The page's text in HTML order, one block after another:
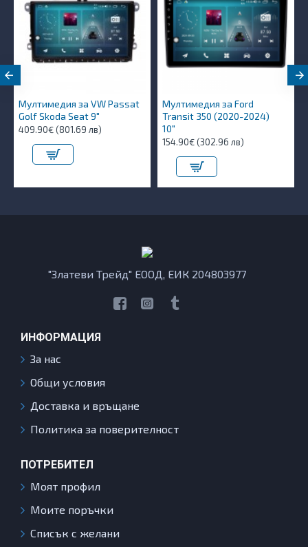
Мултимедия за VW Passat
Golf Skoda Seat 9"
409.90€ (801.69 лв)
Мултимедия за Ford
Transit 350 (2020-2024)
10″
154.90€ (302.96 лв)
"Златеви Трейд" ЕООД, ЕИК 204803977
ИНФОРМАЦИЯ
За нас
Общи условия
Доставка и връщане
Политика за поверителност
ПОТРЕБИТЕЛ
Моят профил
Моите поръчки
Списък с желани